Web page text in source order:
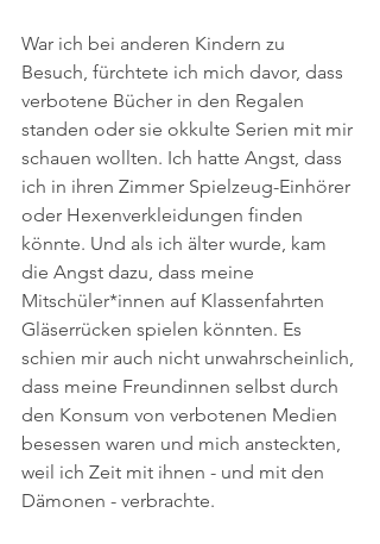
War ich bei anderen Kindern zu
Besuch, fürchtete ich mich davor, dass
verbotene Bücher in den Regalen
standen oder sie okkulte Serien mit mir
schauen wollten. Ich hatte Angst, dass
ich in ihren Zimmer Spielzeug-Einhörer
oder Hexenverkleidungen finden
könnte. Und als ich älter wurde, kam
die Angst dazu, dass meine
Mitschüler*innen auf Klassenfahrten
Gläserrücken spielen könnten. Es
schien mir auch nicht unwahrscheinlich,
dass meine Freundinnen selbst durch
den Konsum von verbotenen Medien
besessen waren und mich ansteckten,
weil ich Zeit mit ihnen - und mit den
Dämonen - verbrachte.